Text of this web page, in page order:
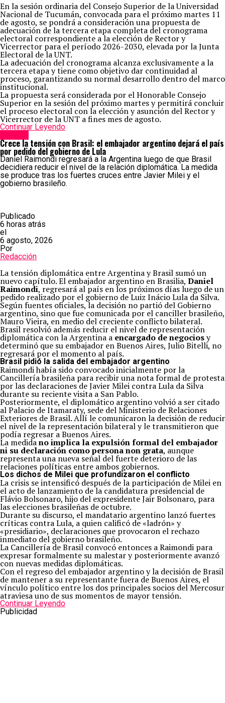
En la sesión ordinaria del Consejo Superior de la Universidad
Nacional de Tucumán, convocada para el próximo martes 11
de agosto, se pondrá a consideración una propuesta de
adecuación de la tercera etapa completa del cronograma
electoral correspondiente a la elección de Rector y
Vicerrector para el período 2026-2030, elevada por la Junta
Electoral de la UNT.
La adecuación del cronograma alcanza exclusivamente a la
tercera etapa y tiene como objetivo dar continuidad al
proceso, garantizando su normal desarrollo dentro del marco
institucional.
La propuesta será considerada por el Honorable Consejo
Superior en la sesión del próximo martes y permitirá concluir
el proceso electoral con la elección y asunción del Rector y
Vicerrector de la UNT a fines mes de agosto.
Continuar Leyendo
Crece la tensión con Brasil: el embajador argentino dejará el país
por pedido del gobierno de Lula
Daniel Raimondi regresará a la Argentina luego de que Brasil
decidiera reducir el nivel de la relación diplomática. La medida
se produce tras los fuertes cruces entre Javier Milei y el
gobierno brasileño.
Publicado
6 horas atrás
el
6 agosto, 2026
Por
Redacción
La tensión diplomática entre Argentina y Brasil sumó un
nuevo capítulo. El embajador argentino en Brasilia, Daniel
Raimondi, regresará al país en los próximos días luego de un
pedido realizado por el gobierno de Luiz Inácio Lula da Silva.
Según fuentes oficiales, la decisión no partió del Gobierno
argentino, sino que fue comunicada por el canciller brasileño,
Mauro Vieira, en medio del creciente conflicto bilateral.
Brasil resolvió además reducir el nivel de representación
diplomática con la Argentina a encargado de negociosy
determinó que su embajador en Buenos Aires, Julio Bitelli, no
regresará por el momento al país.
Brasil pidió la salida del embajador argentino
Raimondi había sido convocado inicialmente por la
Cancillería brasileña para recibir una nota formal de protesta
por las declaraciones de Javier Milei contra Lula da Silva
durante su reciente visita a San Pablo.
Posteriormente, el diplomático argentino volvió a ser citado
al Palacio de Itamaraty, sede del Ministerio de Relaciones
Exteriores de Brasil. Allí le comunicaron la decisión de reducir
el nivel de la representación bilateral y le transmitieron que
podía regresar a Buenos Aires.
La medidano implica la expulsión formal del embajador
ni su declaración como persona non grata, aunque
representa una nueva señal del fuerte deterioro de las
relaciones políticas entre ambos gobiernos.
Los dichos de Milei que profundizaron el conflicto
La crisis se intensificó después de la participación de Milei en
el acto de lanzamiento de la candidatura presidencial de
Flávio Bolsonaro, hijo del expresidente Jair Bolsonaro, para
las elecciones brasileñas de octubre.
Durante su discurso, el mandatario argentino lanzó fuertes
críticas contra Lula, a quien calificó de «ladrón» y
«presidiario», declaraciones que provocaron el rechazo
inmediato del gobierno brasileño.
La Cancillería de Brasil convocó entonces a Raimondi para
expresar formalmente su malestar y posteriormente avanzó
con nuevas medidas diplomáticas.
Con el regreso del embajador argentino y la decisión de Brasil
de mantener a su representante fuera de Buenos Aires, el
vínculo político entre los dos principales socios del Mercosur
atraviesa uno de sus momentos de mayor tensión.
Continuar Leyendo
Publicidad